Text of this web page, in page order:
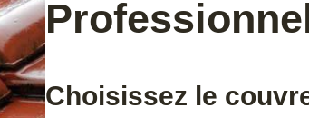
Choisissez le